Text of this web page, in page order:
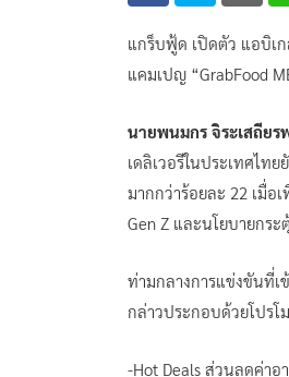
แกร็บฟู้ด เปิดตัว แอบิเ
แคมเปญ “GrabFood
นายพนมกร จิระเสถียร
เดลิเวอรีในประเทศไท
มากกว่าร้อยละ 22 เมื่
Gen Z และนโยบายกร
ท่ามกลางการแข่งขันที่
กล่าวประกอบด้วยโปร
-Hot Deals ส่วนลดค่าอ